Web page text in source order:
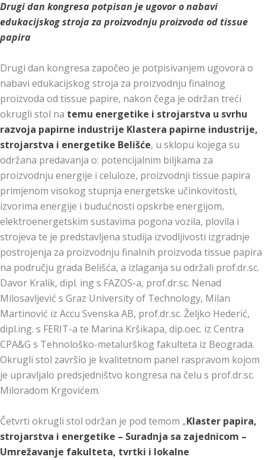
Drugi dan kongresa potpisan je ugovor o nabavi
edukacijskog stroja za proizvodnju proizvoda od tissue
papira
Drugi dan kongresa započeo je potpisivanjem ugovora o
nabavi edukacijskog stroja za proizvodnju finalnog
proizvoda od tissue papire, nakon čega je održan treći
okrugli stol na temu energetike i strojarstva u svrhu
razvoja papirne industrije Klastera papirne industrije,
strojarstva i energetike Belišće, u sklopu kojega su
održana predavanja o: potencijalnim biljkama za
proizvodnju energije i celuloze, proizvodnji tissue papira
primjenom visokog stupnja energetske učinkovitosti,
izvorima energije i budućnosti opskrbe energijom,
elektroenergetskim sustavima pogona vozila, plovila i
strojeva te je predstavljena studija izvodljivosti izgradnje
postrojenja za proizvodnju finalnih proizvoda tissue papira
na području grada Belišća, a izlaganja su održali prof.dr.sc.
Davor Kralik, dipl. ing s FAZOS-a, prof.dr.sc. Nenad
Milosavljević s Graz University of Technology, Milan
Martinović iz Accu Svenska AB, prof.dr.sc. Željko Hederić,
dipl.ing. s FERIT-a te Marina Kršikapa, dip.oec. iz Centra
CPA&G s Tehnološko-metalurškog fakulteta iz Beograda.
Okrugli stol završio je kvalitetnom panel raspravom kojom
je upravljalo predsjedništvo kongresa na čelu s prof.dr.sc.
Miloradom Krgovićem.
Četvrti okrugli stol održan je pod temom „Klaster papira,
strojarstva i energetike – Suradnja sa zajednicom –
Umrežavanje fakulteta, tvrtki i lokalne